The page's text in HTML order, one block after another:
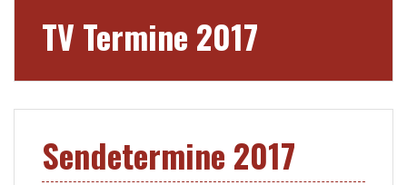
TV Termine 2017
Sendetermine 2017